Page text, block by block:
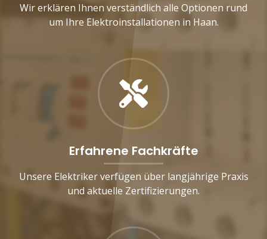
Wir erklären Ihnen verständlich alle Optionen rund
um Ihre Elektroinstallationen in Haan.
Erfahrene Fachkräfte
Unsere Elektriker verfügen über langjährige Praxis
und aktuelle Zertifizierungen.